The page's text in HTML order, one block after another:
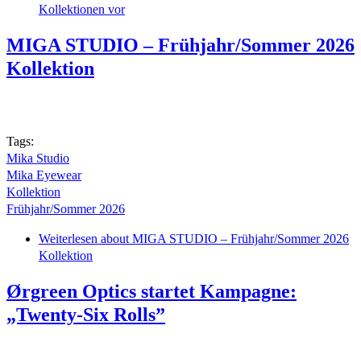
Kollektionen vor
MIGA STUDIO – Frühjahr/Sommer 2026
Kollektion
Tags:
Mika Studio
Mika Eyewear
Kollektion
Frühjahr/Sommer 2026
Weiterlesen about MIGA STUDIO – Frühjahr/Sommer 2026
Kollektion
Ørgreen Optics startet Kampagne:
„Twenty-Six Rolls”